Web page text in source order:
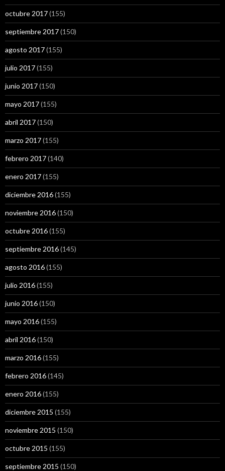
octubre 2017(155)
septiembre 2017(150)
agosto 2017(155)
julio 2017(155)
junio 2017(150)
mayo 2017(155)
abril 2017(150)
marzo 2017(155)
febrero 2017(140)
enero 2017(155)
diciembre 2016(155)
noviembre 2016(150)
octubre 2016(155)
septiembre 2016(145)
agosto 2016(155)
julio 2016(155)
junio 2016(150)
mayo 2016(155)
abril 2016(150)
marzo 2016(155)
febrero 2016(145)
enero 2016(155)
diciembre 2015 (155)
noviembre 2015 (150)
octubre 2015 (155)
septiembre 2015 (150)